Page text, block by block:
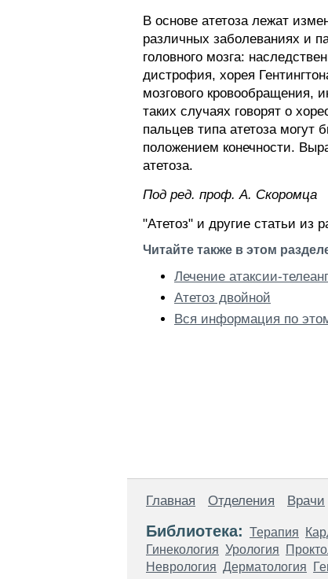
В основе атетоза лежат
различных заболеваниях и
головного мозга:
дистрофия, хорея
мозгового кровообращения,
таких случаях говорят о
пальцев типа атетоза могут
положением конечности.
атетоза.
Пoд peд. проф. А. Скоромца
"Атетоз" и другие статьи из
Читайте также в этом
Лечение атаксии-
Атетоз двойной
Вся информация по
Главная Отделения Врачи
Библиотека: Терапия
Гинекология Урология
Неврология Дерматология